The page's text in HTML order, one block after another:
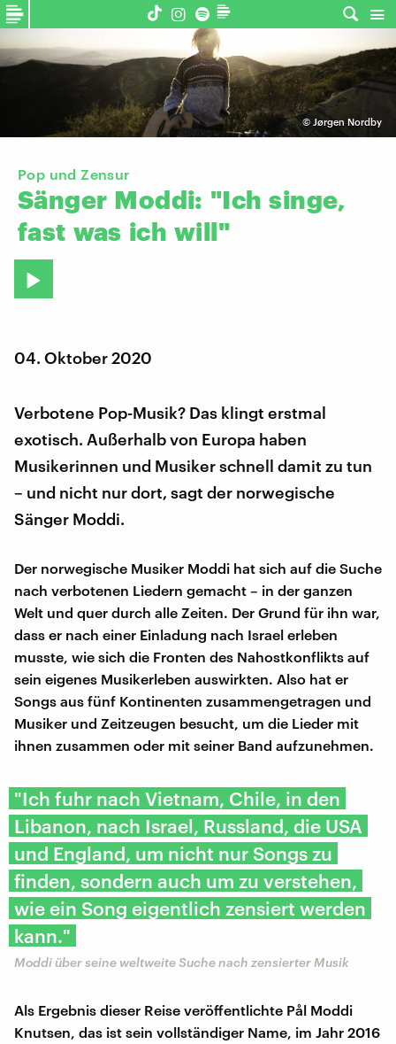
© Jørgen Nordby
Pop und Zensur
Sänger Moddi: "Ich singe,
fast was ich will"
04. Oktober 2020
Verbotene Pop-Musik? Das klingt erstmal
exotisch. Außerhalb von Europa haben
Musikerinnen und Musiker schnell damit zu tun
– und nicht nur dort, sagt der norwegische
Sänger Moddi.
Der norwegische Musiker Moddi hat sich auf die Suche
nach verbotenen Liedern gemacht – in der ganzen
Welt und quer durch alle Zeiten. Der Grund für ihn war,
dass er nach einer Einladung nach Israel erleben
musste, wie sich die Fronten des Nahostkonflikts auf
sein eigenes Musikerleben auswirkten. Also hat er
Songs aus fünf Kontinenten zusammengetragen und
Musiker und Zeitzeugen besucht, um die Lieder mit
ihnen zusammen oder mit seiner Band aufzunehmen.
"Ich fuhr nach Vietnam, Chile, in den
Libanon, nach Israel, Russland, die USA
und England, um nicht nur Songs zu
finden, sondern auch um zu verstehen,
wie ein Song eigentlich zensiert werden
kann."
Moddi über seine weltweite Suche nach zensierter Musik
Als Ergebnis dieser Reise veröffentlichte Pål Moddi
Knutsen, das ist sein vollständiger Name, im Jahr 2016